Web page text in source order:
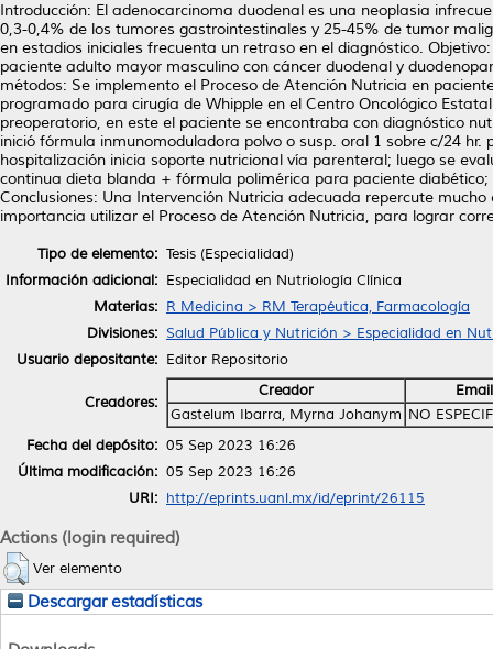
Introducción: El adenocarcinoma duodenal es una neoplasia
0,3-0,4% de los tumores gastrointestinales y 25-45% de tumor
en estadios iniciales frecuenta un retraso en el diagnóstico.
paciente adulto mayor masculino con cáncer duodenal y
métodos: Se implemento el Proceso de Atención Nutricia en
programado para cirugía de Whipple en el Centro Oncológico
preoperatorio, en este el paciente se encontraba con diagnóstico
inició fórmula inmunomoduladora polvo o susp. oral 1 sobre c/24
hospitalización inicia soporte nutricional vía parenteral; luego se
continua dieta blanda + fórmula polimérica para paciente
Conclusiones: Una Intervención Nutricia adecuada repercute
importancia utilizar el Proceso de Atención Nutricia, para lograr
Tipo de elemento: Tesis (Especialidad)
Información adicional: Especialidad en Nutriología Clínica
Materias: R Medicina > RM Terapéutica, Farmacología
Divisiones: Salud Pública y Nutrición > Especialidad en
Usuario depositante: Editor Repositorio
Creadores:
Creador
Email
Gastelum Ibarra, Myrna Johanym NO
Fecha del depósito: 05 Sep 2023 16:26
Última modificación: 05 Sep 2023 16:26
URI: http://eprints.uanl.mx/id/eprint/26115
Actions (login required)
Ver elemento
Descargar estadísticas